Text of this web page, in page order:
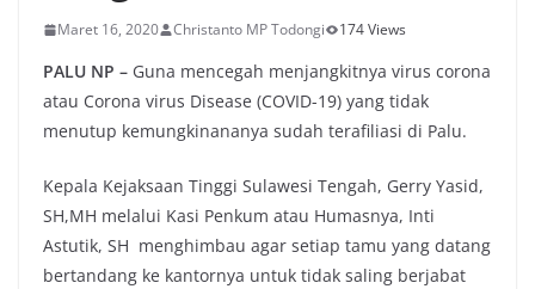
Maret 16, 2020 Christanto MP Todongi 174 Views
PALU NP – Guna mencegah menjangkitnya virus corona
atau Corona virus Disease (COVID-19) yang tidak
menutup kemungkinananya sudah terafiliasi di Palu.
Kepala Kejaksaan Tinggi Sulawesi Tengah, Gerry Yasid,
SH,MH melalui Kasi Penkum atau Humasnya, Inti
Astutik, SH menghimbau agar setiap tamu yang datang
bertandang ke kantornya untuk tidak saling berjabat